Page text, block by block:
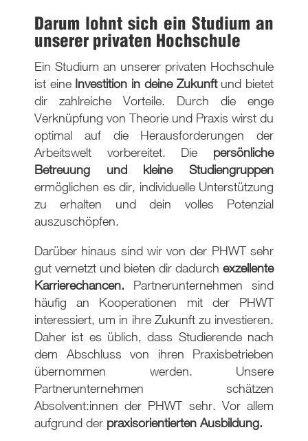
Darum lohnt sich ein Studium an
unserer privaten Hochschule
Ein Studium an unserer privaten Hochschule
ist eine Investition in deine Zukunftund bietet
dir zahlreiche Vorteile. Durch die enge
Verknüpfung von Theorie und Praxis wirst du
optimal auf die Herausforderungen der
Arbeitswelt vorbereitet. Die persönliche
Betreuung und kleine Studiengruppen
ermöglichen es dir, individuelle Unterstützung
zu erhalten und dein volles Potenzial
auszuschöpfen.
Darüber hinaus sind wir von der PHWT sehr
gut vernetzt und bieten dir dadurch exzellente
Karrierechancen. Partnerunternehmen sind
häufig an Kooperationen mit der PHWT
interessiert, um in ihre Zukunft zu investieren.
Daher ist es üblich, dass Studierende nach
dem Abschluss von ihren Praxisbetrieben
übernommen werden. Unsere
Partnerunternehmen schätzen
Absolvent:innen der PHWT sehr. Vor allem
aufgrund der praxisorientierten Ausbildung.